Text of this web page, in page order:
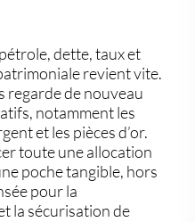
dette, taux et
revient vite.
regarde de nouveau
, notamment les
et les pièces d’or.
toute une allocation
poche tangible, hors
pour la
la sécurisation de